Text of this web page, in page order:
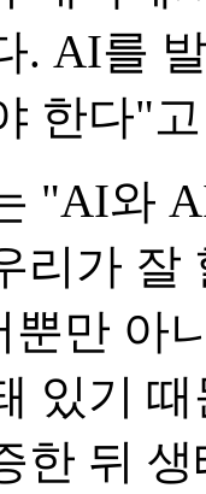
. AI를
한다"
"AI와
리가 잘
뿐만 아
있기
한 뒤